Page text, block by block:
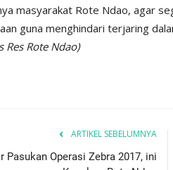
masyarakat Rote Ndao, agar
guna menghindari terjaring
Res Rote Ndao)
ARTIKEL SEBELUMNYA
Pasukan Operasi Zebra 2017, ini